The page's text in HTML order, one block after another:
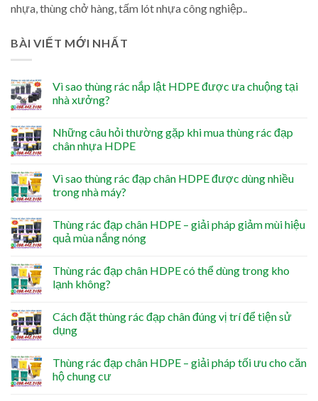
nhựa, thùng chở hàng, tấm lót nhựa công nghiệp..
BÀI VIẾT MỚI NHẤT
Vì sao thùng rác nắp lật HDPE được ưa chuộng tại
nhà xưởng?
Những câu hỏi thường gặp khi mua thùng rác đạp
chân nhựa HDPE
Vì sao thùng rác đạp chân HDPE được dùng nhiều
trong nhà máy?
Thùng rác đạp chân HDPE – giải pháp giảm mùi hiệu
quả mùa nắng nóng
Thùng rác đạp chân HDPE có thể dùng trong kho
lạnh không?
Cách đặt thùng rác đạp chân đúng vị trí để tiện sử
dụng
Thùng rác đạp chân HDPE – giải pháp tối ưu cho căn
hộ chung cư